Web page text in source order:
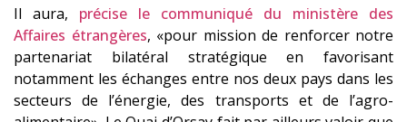
Il aura, précise le communiqué du ministère des
Affaires étrangères, «pour mission de renforcer notre
partenariat bilatéral stratégique en favorisant
notamment les échanges entre nos deux pays dans les
secteurs de l’énergie, des transports et de l’agro-